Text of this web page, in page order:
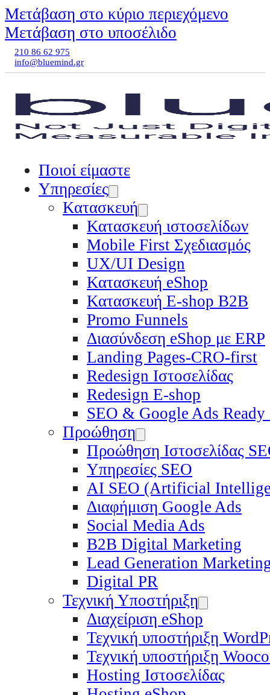
Μετάβαση στο κύριο περιεχόμενο
Μετάβαση στο υποσέλιδο
210 86 62 975
info@bluemind.gr
Ποιοί είμαστε
Υπηρεσίες
Κατασκευή
Κατασκευή ιστοσελίδων
Mobile First Σχεδιασμός
UX/UI Design
Κατασκευή eShop
Κατασκευή E-shop B2B
Promo Funnels
Διασύνδεση eShop με ERP
Landing Pages-CRO-first
Redesign Ιστοσελίδας
Redesign E-shop
SEO & Google Ads Ready
Προώθηση
Προώθηση Ιστοσελίδας
Υπηρεσίες SEO
ΑΙ SEO (Artificial
Διαφήμιση Google Ads
Social Media Ads
B2B Digital Marketing
Lead Generation
Digital PR
Τεχνική Υποστήριξη
Διαχείριση eShop
Τεχνική υποστήριξη
Τεχνική υποστήριξη
Hosting Ιστοσελίδας